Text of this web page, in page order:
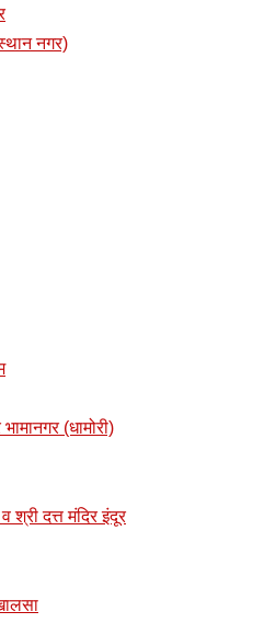
नगर)
(धामोरी)
श्री दत्त मंदिर इंदूर